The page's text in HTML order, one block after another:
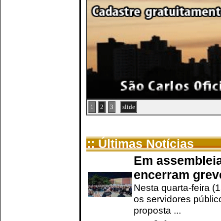
1 2 3 slide
:: Últimas Notícias
Em
encerram
Nesta quarta-feira
os servidores
proposta ...